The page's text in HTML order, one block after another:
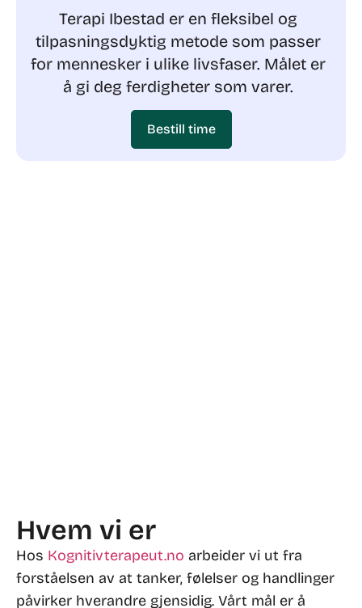
Terapi Ibestad er en fleksibel og
tilpasningsdyktig metode som passer
for mennesker i ulike livsfaser. Målet er
å gi deg ferdigheter som varer.
Bestill time
Hvem vi er
Hos Kognitivterapeut.no arbeider vi ut fra
forståelsen av at tanker, følelser og handlinger
påvirker hverandre gjensidig. Vårt mål er å